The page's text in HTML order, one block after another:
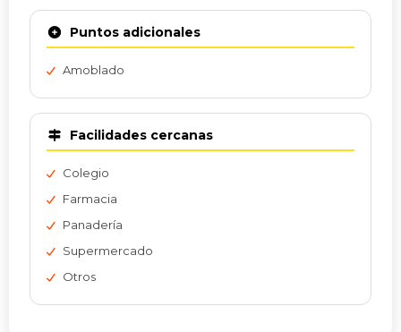
Puntos adicionales
Amoblado
Facilidades cercanas
Colegio
Farmacia
Panadería
Supermercado
Otros